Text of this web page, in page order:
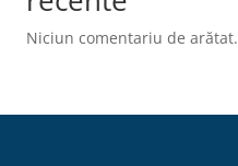
Niciun comentariu de arătat.